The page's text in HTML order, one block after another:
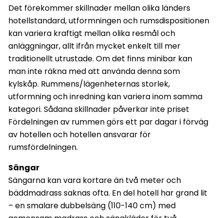
Det förekommer skillnader mellan olika länders
hotellstandard, utformningen och rumsdispositionen
kan variera kraftigt mellan olika resmål och
anläggningar, allt ifrån mycket enkelt till mer
traditionellt utrustade. Om det finns minibar kan
man inte räkna med att använda denna som
kylskåp. Rummens/lägenheternas storlek,
utformning och inredning kan variera inom samma
kategori. Sådana skillnader påverkar inte priset
Fördelningen av rummen görs ett par dagar i förväg
av hotellen och hotellen ansvarar för
rumsfördelningen.
Sängar
Sängarna kan vara kortare än två meter och
bäddmadrass saknas ofta. En del hotell har grand lit
– en smalare dubbelsäng (110-140 cm) med